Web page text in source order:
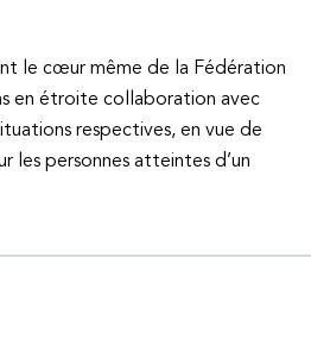
le cœur même de la Fédération
en étroite collaboration avec
respectives, en vue de
les personnes atteintes d’un